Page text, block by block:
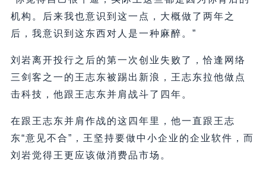
机构。后来我也意识到这一点，大概做了两年之
后，我意识到这东西对人是一种麻醉。”
刘岩离开投行之后的第一次创业失败了，恰逢网络
三剑客之一的王志东被踢出新浪，王志东拉他做点
击科技，他跟王志东并肩战斗了四年。
在跟王志东并肩作战的这四年里，他一直跟王志
东“意见不合”，王坚持要做中小企业的企业软件，而
刘岩觉得王更应该做消费品市场。